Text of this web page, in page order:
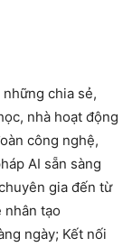
chia sẻ,
nhà hoạt động
công nghệ,
AI sẵn sàng
gia đến từ
nhân tạo
ngày; Kết nối